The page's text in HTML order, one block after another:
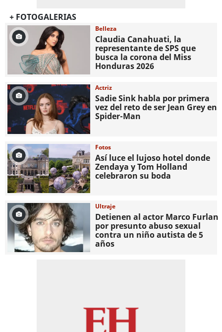
+ FOTOGALERIAS
Belleza
Claudia Canahuati, la
representante de SPS que
busca la corona del Miss
Honduras 2026
Actriz
Sadie Sink habla por primera
vez del reto de ser Jean Grey en
Spider-Man
Fotos
Así luce el lujoso hotel donde
Zendaya y Tom Holland
celebraron su boda
Ultraje
Detienen al actor Marco Furlan
por presunto abuso sexual
contra un niño autista de 5
años